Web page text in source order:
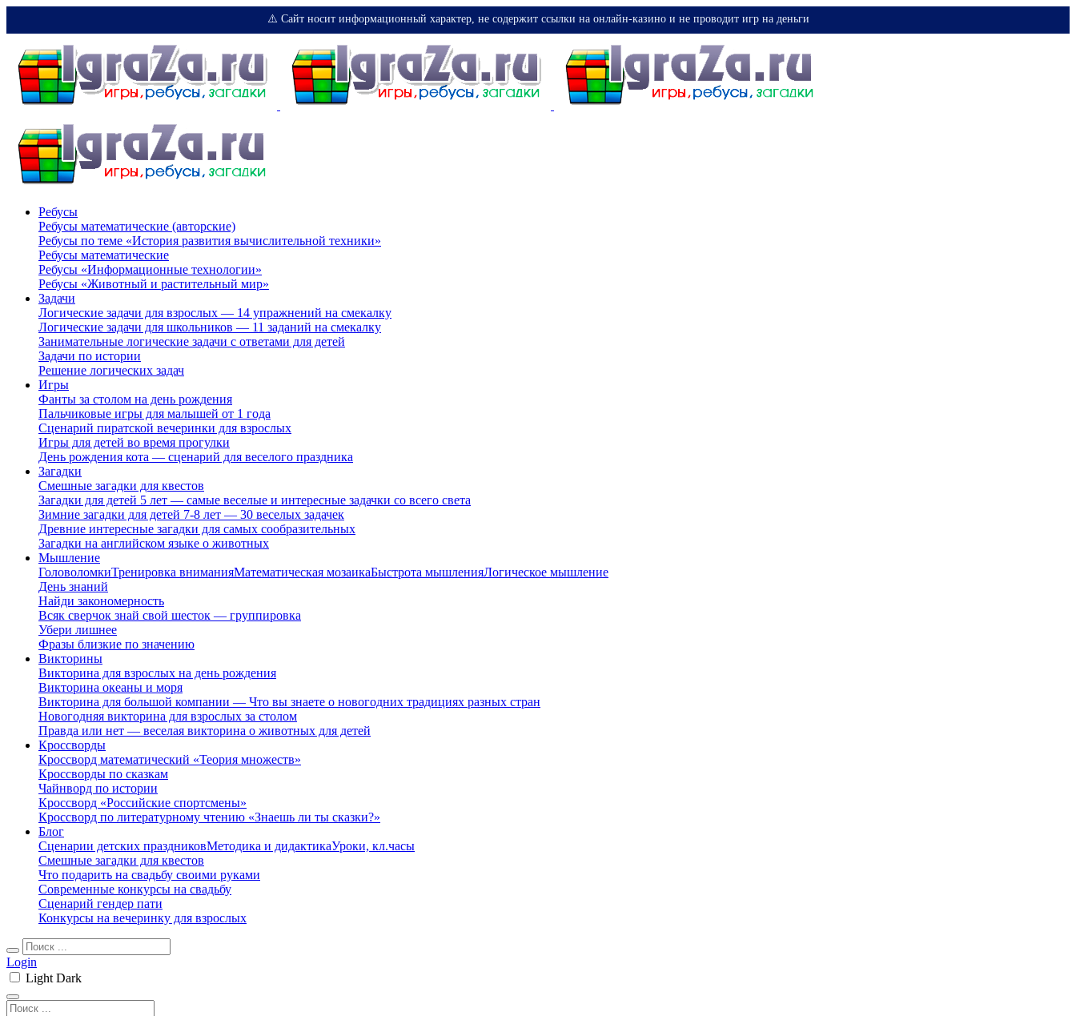
⚠️ Сайт носит информационный характер, не содержит ссылки на онлайн-казино и не проводит игр на деньги
Ребусы
Ребусы математические (авторские)
Ребусы по теме «История развития вычислительной техники»
Ребусы математические
Ребусы «Информационные технологии»
Ребусы «Животный и растительный мир»
Задачи
Логические задачи для взрослых — 14 упражнений на смекалку
Логические задачи для школьников — 11 заданий на смекалку
Занимательные логические задачи с ответами для детей
Задачи по истории
Решение логических задач
Игры
Фанты за столом на день рождения
Пальчиковые игры для малышей от 1 года
Сценарий пиратской вечеринки для взрослых
Игры для детей во время прогулки
День рождения кота — сценарий для веселого праздника
Загадки
Смешные загадки для квестов
Загадки для детей 5 лет — самые веселые и интересные задачки со всего света
Зимние загадки для детей 7-8 лет — 30 веселых задачек
Древние интересные загадки для самых сообразительных
Загадки на английском языке о животных
Мышление
ГоловоломкиТренировка вниманияМатематическая мозаикаБыстрота мышленияЛогическое мышление
День знаний
Найди закономерность
Всяк сверчок знай свой шесток — группировка
Убери лишнее
Фразы близкие по значению
Викторины
Викторина для взрослых на день рождения
Викторина океаны и моря
Викторина для большой компании — Что вы знаете о новогодних традициях разных стран
Новогодняя викторина для взрослых за столом
Правда или нет — веселая викторина о животных для детей
Кроссворды
Кроссворд математический «Теория множеств»
Кроссворды по сказкам
Чайнворд по истории
Кроссворд «Российские спортсмены»
Кроссворд по литературному чтению «Знаешь ли ты сказки?»
Блог
Сценарии детских праздниковМетодика и дидактикаУроки, кл.часы
Смешные загадки для квестов
Что подарить на свадьбу своими руками
Современные конкурсы на свадьбу
Сценарий гендер пати
Конкурсы на вечеринку для взрослых
Login
Light Dark